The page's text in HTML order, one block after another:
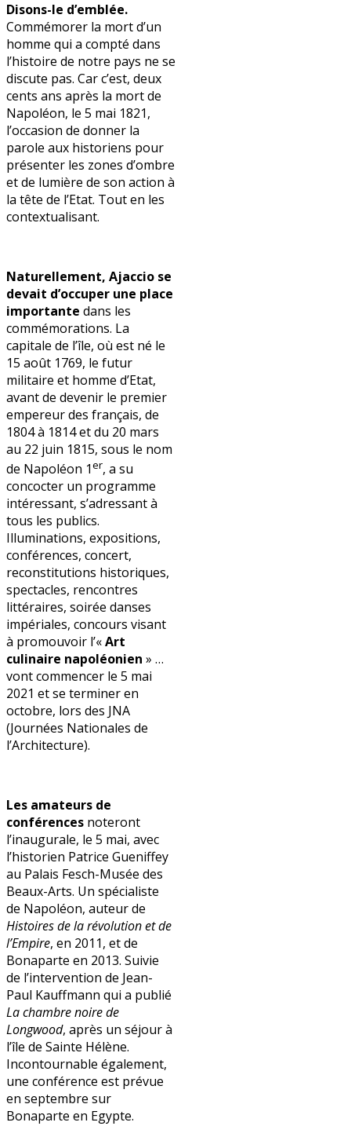
Disons-le d’emblée.
Commémorer la mort d’un
homme qui a compté dans
l’histoire de notre pays ne se
discute pas. Car c’est, deux
cents ans après la mort de
Napoléon, le 5 mai 1821,
l’occasion de donner la
parole aux historiens pour
présenter les zones d’ombre
et de lumière de son action à
la tête de l’Etat. Tout en les
contextualisant.
Naturellement, Ajaccio se
devait d’occuper une place
importante dans les
commémorations. La
capitale de l’île, où est né le
15 août 1769, le futur
militaire et homme d’Etat,
avant de devenir le premier
empereur des français, de
1804 à 1814 et du 20 mars
au 22 juin 1815, sous le nom
de Napoléon 1er, a su
concocter un programme
intéressant, s’adressant à
tous les publics.
Illuminations, expositions,
conférences, concert,
reconstitutions historiques,
spectacles, rencontres
littéraires, soirée danses
impériales, concours visant
à promouvoir l’«Art
culinaire napoléonien » …
vont commencer le 5 mai
2021 et se terminer en
octobre, lors des JNA
(Journées Nationales de
l’Architecture).
Les amateurs de
conférences noteront
l’inaugurale, le 5 mai, avec
l’historien Patrice Gueniffey
au Palais Fesch-Musée des
Beaux-Arts. Un spécialiste
de Napoléon, auteur de
Histoires de la révolution et de
l’Empire, en 2011, et de
Bonaparte en 2013. Suivie
de l’intervention de Jean-
Paul Kauffmann qui a publié
La chambre noire de
Longwood, après un séjour à
l’île de Sainte Hélène.
Incontournable également,
une conférence est prévue
en septembre sur
Bonaparte en Egypte.